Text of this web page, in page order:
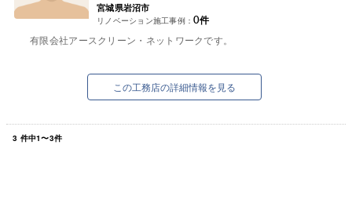
宮城県岩沼市
リノベーション施工事例： 0件
有限会社アースクリーン・ネットワークです。
この工務店の詳細情報を見る
3 件中1〜3件